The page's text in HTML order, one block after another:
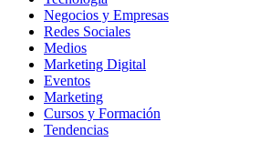
Negocios y Empresas
Redes Sociales
Medios
Marketing Digital
Eventos
Marketing
Cursos y Formación
Tendencias